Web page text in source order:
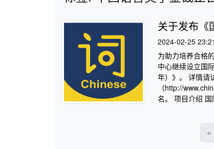
关于发布《
2024-02-25
为助力培养合格
中心继续设立国
年）》。 详情请
（http://
名。 项目介绍
«